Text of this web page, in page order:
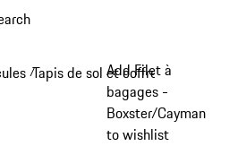
/Tapis de sol et coffre à bagages
Add Filet à
bagages -
Boxster/Cayman
to wishlist